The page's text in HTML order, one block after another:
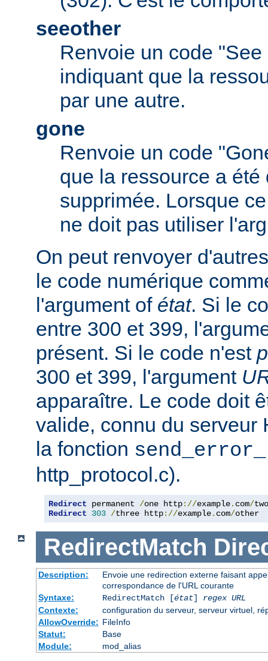
seeother
Renvoie un code
indiquant que la
par une autre.
gone
Renvoie un code
que la ressource a été
supprimée. Lorsque
ne doit pas utiliser
On peut renvoyer
le code numérique
l'argument of état. Si le
entre 300 et 399,
présent. Si le code n'est
300 et 399, l'argument
apparaître. Le code doit
valide, connu du serveur
la fonction
http_protocol.c).
Redirect permanent /one http://example. com/
Redirect
303 /three http://example. com/other
RedirectMatch
Description:
Envoie une redirection externe faisant
correspondance de l'URL courante
Syntaxe:
RedirectMatch [état] regex URL
Contexte:
configuration du serveur, serveur virtuel,
AllowOverride: FileInfo
Statut:
Base
Module:
mod_alias